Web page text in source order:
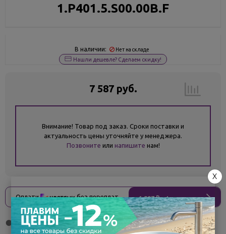
1.P401.5.S00.00B.F
В наличии: Нет на складе
Нашли дешевле? Сделаем скидку!
7 587 руб.
Внимание! Товар под заказ. Сроки поставки и
актуальность цены уточняйте у менеджера.
Позвоните или напишите нам!
Оплати без переплат 1 897 ₽x 4 платежа
X